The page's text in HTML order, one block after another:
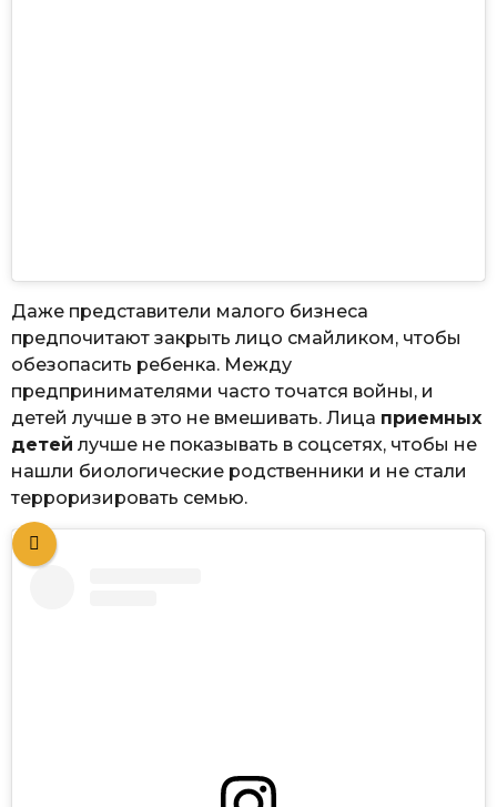
Даже представители малого бизнеса
предпочитают закрыть лицо смайликом, чтобы
обезопасить ребенка. Между
предпринимателями часто точатся войны, и
детей лучше в это не вмешивать. Лица приемных
детей лучше не показывать в соцсетях, чтобы не
нашли биологические родственники и не стали
терроризировать семью.